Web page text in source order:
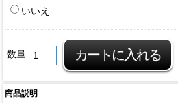
いいえ
数量
商品説明